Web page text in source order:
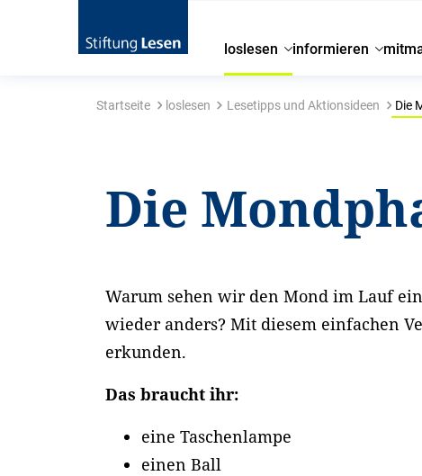
loslesen informieren
Startseite loslesen Lesetipps und Aktionsideen Die
Die
Warum sehen wir den Mond im Lauf
wieder anders? Mit diesem einfachen
erkunden.
Das braucht ihr:
eine Taschenlampe
einen Ball